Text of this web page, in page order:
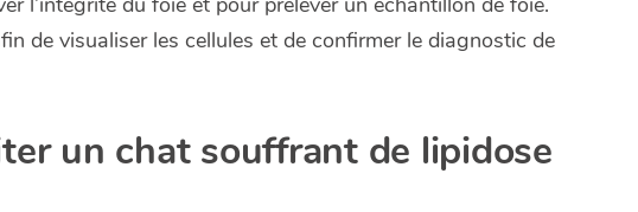
de visualiser les cellules et de confirmer le diagnostic de
un chat souffrant de lipidose